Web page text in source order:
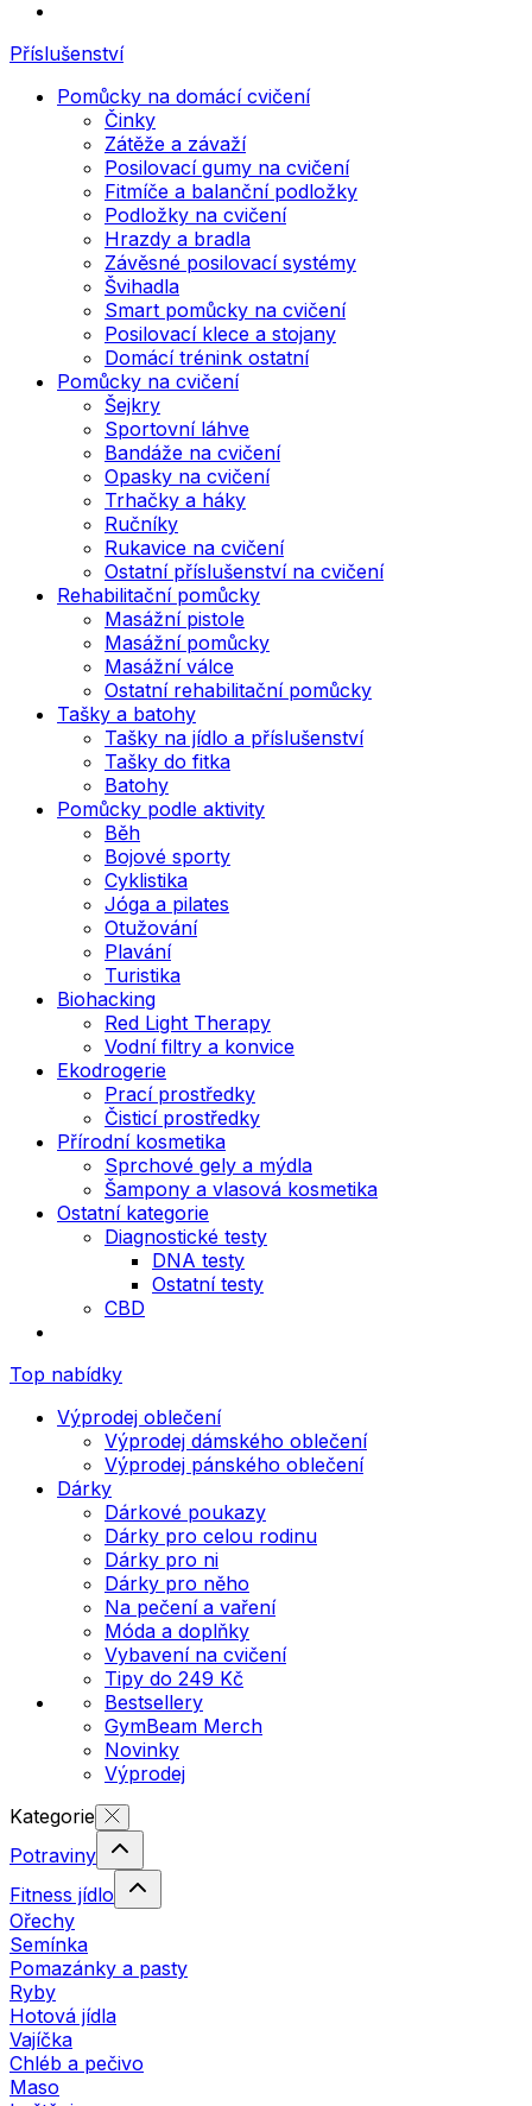
Příslušenství
Pomůcky na domácí cvičení
Činky
Zátěže a závaží
Posilovací gumy na cvičení
Fitmíče a balanční podložky
Podložky na cvičení
Hrazdy a bradla
Závěsné posilovací systémy
Švihadla
Smart pomůcky na cvičení
Posilovací klece a stojany
Domácí trénink ostatní
Pomůcky na cvičení
Šejkry
Sportovní láhve
Bandáže na cvičení
Opasky na cvičení
Trhačky a háky
Ručníky
Rukavice na cvičení
Ostatní příslušenství na cvičení
Rehabilitační pomůcky
Masážní pistole
Masážní pomůcky
Masážní válce
Ostatní rehabilitační pomůcky
Tašky a batohy
Tašky na jídlo a příslušenství
Tašky do fitka
Batohy
Pomůcky podle aktivity
Běh
Bojové sporty
Cyklistika
Jóga a pilates
Otužování
Plavání
Turistika
Biohacking
Red Light Therapy
Vodní filtry a konvice
Ekodrogerie
Prací prostředky
Čisticí prostředky
Přírodní kosmetika
Sprchové gely a mýdla
Šampony a vlasová kosmetika
Ostatní kategorie
Diagnostické testy
DNA testy
Ostatní testy
CBD
Top nabídky
Výprodej oblečení
Výprodej dámského oblečení
Výprodej pánského oblečení
Dárky
Dárkové poukazy
Dárky pro celou rodinu
Dárky pro ni
Dárky pro něho
Na pečení a vaření
Móda a doplňky
Vybavení na cvičení
Tipy do 249 Kč
Bestsellery
GymBeam Merch
Novinky
Výprodej
Kategorie
Potraviny
Fitness jídlo
Ořechy
Semínka
Pomazánky a pasty
Ryby
Hotová jídla
Vajíčka
Chléb a pečivo
Maso